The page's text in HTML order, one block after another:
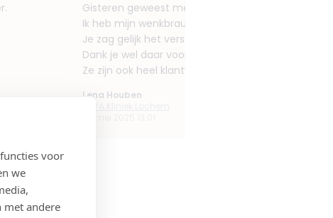
voor
we
met andere
Gisteren geweest met mijn dochter!
Ik heb mijn wenkbrauwen laten liften met Botox.
Je zag gelijk het verschil nu nog meer en dat
Dank je wel daar voor zo blij mee.
Ze zijn ook heel klantvriendelijk en je voelt je gelijk
Lena Houben